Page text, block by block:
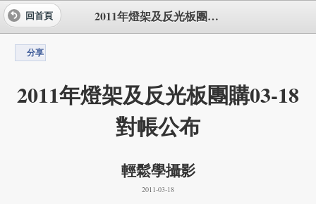
2011年燈架及反光板團購03-18對帳公布
回首頁
分享
2011年燈架及反光板團購03-18
對帳公布
輕鬆學攝影
2011-03-18